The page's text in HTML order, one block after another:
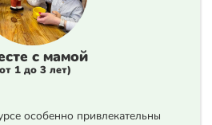
с мамой
1 до 3 лет)
особенно привлекательны